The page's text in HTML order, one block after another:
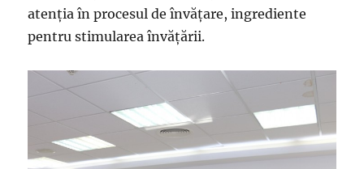
atenţia în procesul de învăţare, ingrediente
pentru stimularea învăţării.